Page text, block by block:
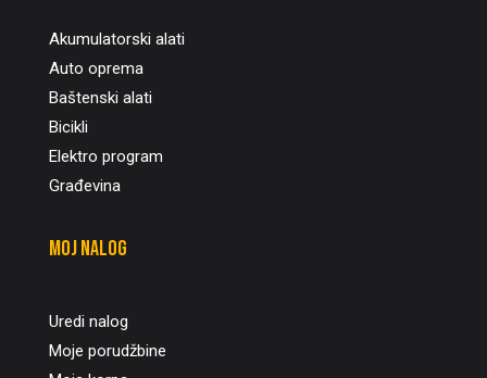
Akumulatorski alati
Auto oprema
Baštenski alati
Bicikli
Elektro program
Građevina
Moj nalog
Uredi nalog
Moje porudžbine